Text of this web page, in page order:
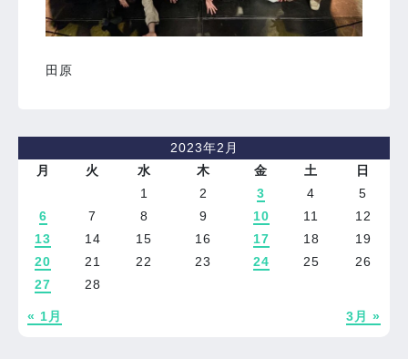
田原
2023年2月
月
火 水 木 金 土 日
« 1月 3月 »
1 2 3 4
5
6
7 8 9 10 11
12
13
14 15 16 17 18
19
20
21 22 23 24 25
26
27
28